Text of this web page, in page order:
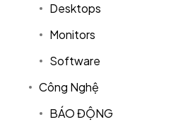
Desktops
Monitors
Software
Công Nghệ
BÁO ĐỘNG